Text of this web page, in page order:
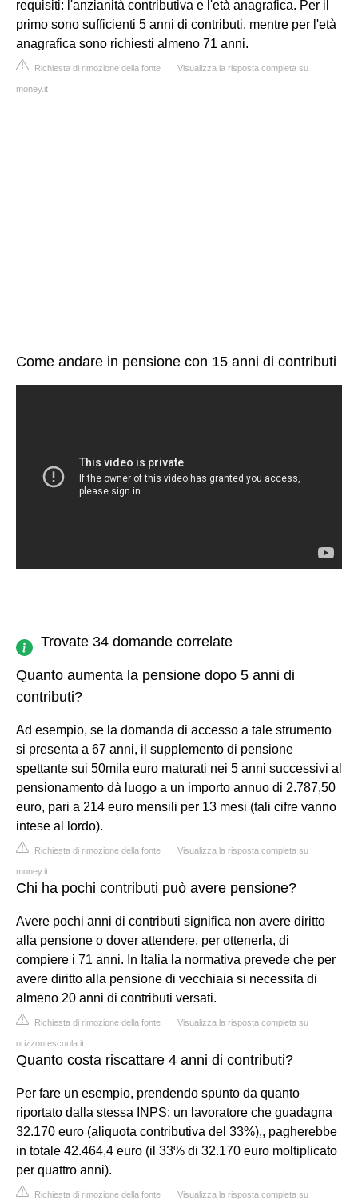
requisiti: l'anzianità contributiva e l'età anagrafica. Per il
primo sono sufficienti 5 anni di contributi, mentre per l'età
anagrafica sono richiesti almeno 71 anni.
Richiesta di rimozione della fonte | Visualizza la risposta completa su
money.it
Come andare in pensione con 15 anni di contributi
Trovate 34 domande correlate
Quanto aumenta la pensione dopo 5 anni di
contributi?
Ad esempio, se la domanda di accesso a tale strumento
si presenta a 67 anni, il supplemento di pensione
spettante sui 50mila euro maturati nei 5 anni successivi al
pensionamento dà luogo a un importo annuo di 2.787,50
euro, pari a 214 euro mensili per 13 mesi (tali cifre vanno
intese al lordo).
Richiesta di rimozione della fonte | Visualizza la risposta completa su
money.it
Chi ha pochi contributi può avere pensione?
Avere pochi anni di contributi significa non avere diritto
alla pensione o dover attendere, per ottenerla, di
compiere i 71 anni. In Italia la normativa prevede che per
avere diritto alla pensione di vecchiaia si necessita di
almeno 20 anni di contributi versati.
Richiesta di rimozione della fonte | Visualizza la risposta completa su
orizzontescuola.it
Quanto costa riscattare 4 anni di contributi?
Per fare un esempio, prendendo spunto da quanto
riportato dalla stessa INPS: un lavoratore che guadagna
32.170 euro (aliquota contributiva del 33%),, pagherebbe
in totale 42.464,4 euro (il 33% di 32.170 euro moltiplicato
per quattro anni).
Richiesta di rimozione della fonte | Visualizza la risposta completa su